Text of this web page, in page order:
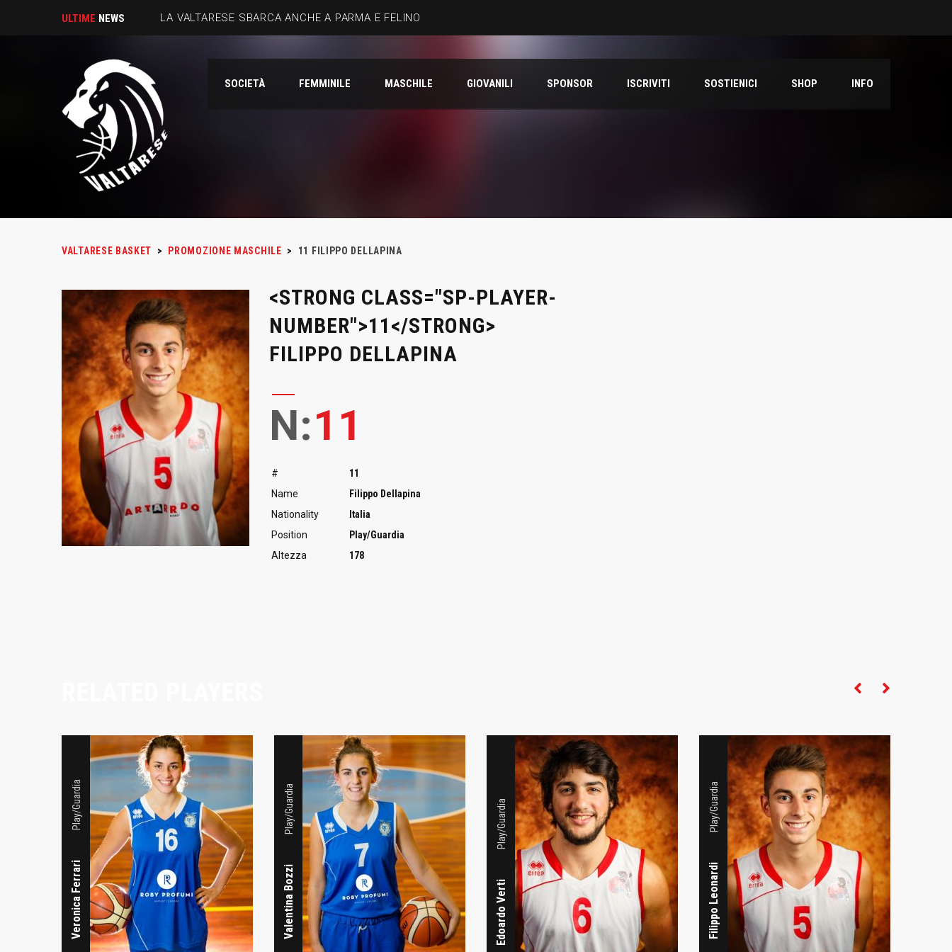
ULTIME NEWS LA VALTARESE SBARCA ANCHE A PARMA E FELINO
SOCIETÀ FEMMINILE MASCHILE GIOVANILI SPONSOR ISCRIVITI SOSTIENICI SHOP INFO
VALTARESE BASKET > PROMOZIONE MASCHILE > 11 FILIPPO DELLAPINA
<STRONG CLASS="SP-PLAYER-
NUMBER">11</STRONG>
FILIPPO DELLAPINA
N:11
#
11
Name
Filippo Dellapina
Nationality
Italia
Position
Play/Guardia
Altezza
178
Veronica Ferrari
Play/Guardia
Valentina Bozzi
Play/Guardia
Edoardo Verti
Play/Guardia
Filippo Leonardi
Play/Guardia